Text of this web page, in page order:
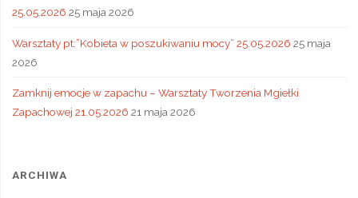
25.05.2026 25 maja 2026
Warsztaty pt:”Kobieta w poszukiwaniu mocy” 25.05.2026 25 maja
2026
Zamknij emocje w zapachu – Warsztaty Tworzenia Mgiełki
Zapachowej 21.05.2026 21 maja 2026
ARCHIWA